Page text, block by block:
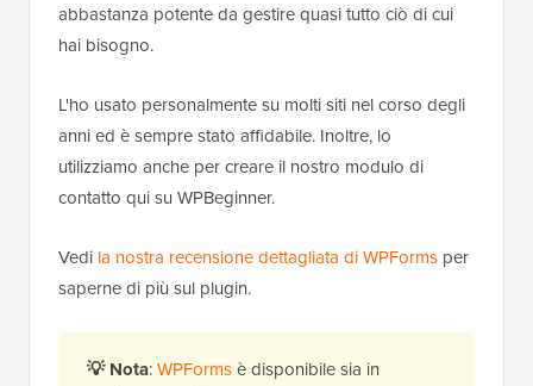
abbastanza potente da gestire quasi tutto ciò di cui
hai bisogno.
L'ho usato personalmente su molti siti nel corso degli
anni ed è sempre stato affidabile. Inoltre, lo
utilizziamo anche per creare il nostro modulo di
contatto qui su WPBeginner.
Vedi la nostra recensione dettagliata di WPForms per
saperne di più sul plugin.
💡 Nota:WPFormsè disponibile sia in